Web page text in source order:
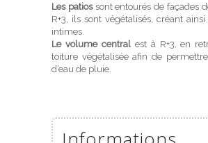
Les patiossont entourés de façades
R+3, ils sont végétalisés, créant
intimes.
Le volume centralest à R+3, en
toiture végétalisée afin de
d’eau de pluie.